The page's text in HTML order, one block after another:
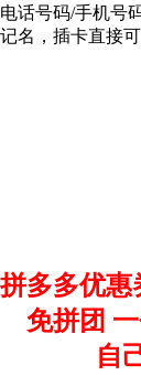
话号码/手机号
名，插卡直接可
拼多多优惠
免拼团
自